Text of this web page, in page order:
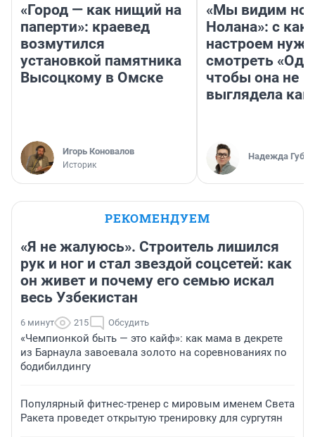
«Город — как нищий на
паперти»: краевед
возмутился
установкой памятника
Высоцкому в Омске
Игорь Коновалов
Историк
«Мы видим
Нолана»: с
настроем
смотреть
чтобы она не
выглядела как
Надежда
РЕКОМЕНДУЕМ
«Я не жалуюсь». Строитель лишился
рук и ног и стал звездой соцсетей: как
он живет и почему его семью искал
весь Узбекистан
6 минут 215 Обсудить
«Чемпионкой быть — это кайф»: как мама в декрете
из Барнаула завоевала золото на соревнованиях по
бодибилдингу
Популярный фитнес-тренер с мировым именем Света
Ракета проведет открытую тренировку для сургутян